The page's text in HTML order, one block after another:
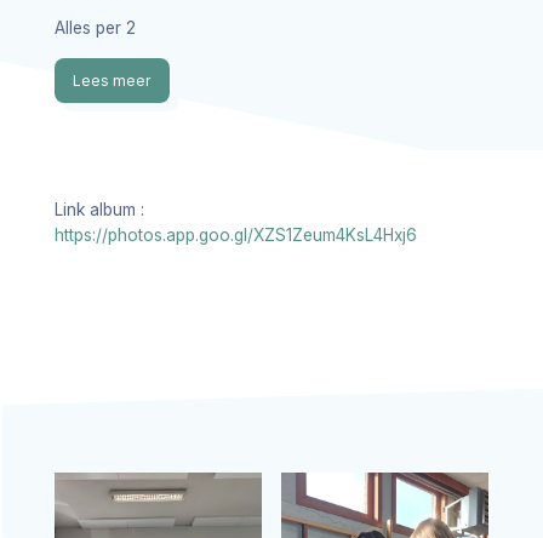
Alles per 2
Lees meer
Link album :
https://photos.app.goo.gl/XZS1Zeum4KsL4Hxj6